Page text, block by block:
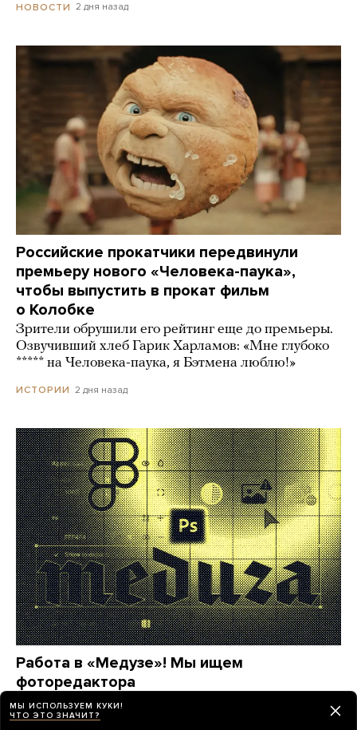
НОВОСТИ 2 дня назад
Российские прокатчики передвинули
премьеру нового «Человека-паука»,
чтобы выпустить в прокат фильм
о Колобке
Зрители обрушили его рейтинг еще до премьеры.
Озвучивший хлеб Гарик Харламов: «Мне глубоко
***** на Человека-паука, я Бэтмена люблю!»
ИСТОРИИ 2 дня назад
Работа в «Медузе»! Мы ищем
фоторедактора
МЕДУЗА 25 дней назад
МЫ ИСПОЛЬЗУЕМ КУКИ!
ЧТО ЭТО ЗНАЧИТ?